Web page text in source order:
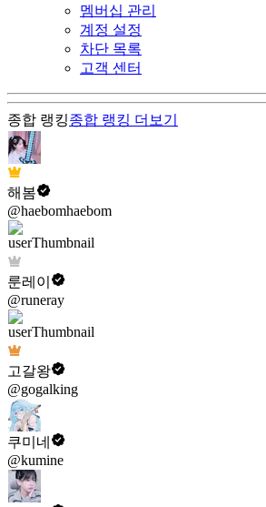
멤버십 관리
계정 설정
차단 목록
고객 센터
종합 랭킹종합 랭킹 더보기
해봄
@haebomhaebom
룬레이
@runeray
고갈왕
@gogalking
쿠미네
@kumine